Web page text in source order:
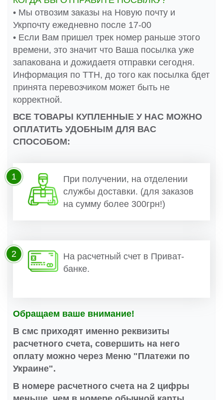
• Мы отвозим заказы на Новую почту и
Укрпочту ежедневно после 17-00
• Если Вам пришел трек номер раньше этого
времени, это значит что Ваша посылка уже
запакована и дожидаетя отправки сегодня.
Информация по ТТН, до того как посылка бдет
принята перевозчиком может быть не
корректной.
ВСЕ ТОВАРЫ КУПЛЕННЫЕ У НАС МОЖНО
ОПЛАТИТЬ УДОБНЫМ ДЛЯ ВАС
СПОСОБОМ:
При получении, на отделении
службы доставки. (для заказов
на сумму более 300грн!)
1
На расчетный счет в Приват-
банке.
2
Обращаем ваше внимание!
В смс приходят именно реквизиты
расчетного счета, совершить на него
оплату можно через Меню "Платежи по
Украине".
В номере расчетного счета на 2 цифры